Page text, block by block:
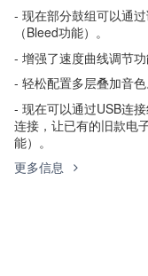
- 现在部分鼓组可以通
（Bleed功能）。
- 增强了速度曲线调节功
- 轻松配置多层叠加音色
- 现在可以通过USB连
连接，让已有的旧款电
能）。
更多信息